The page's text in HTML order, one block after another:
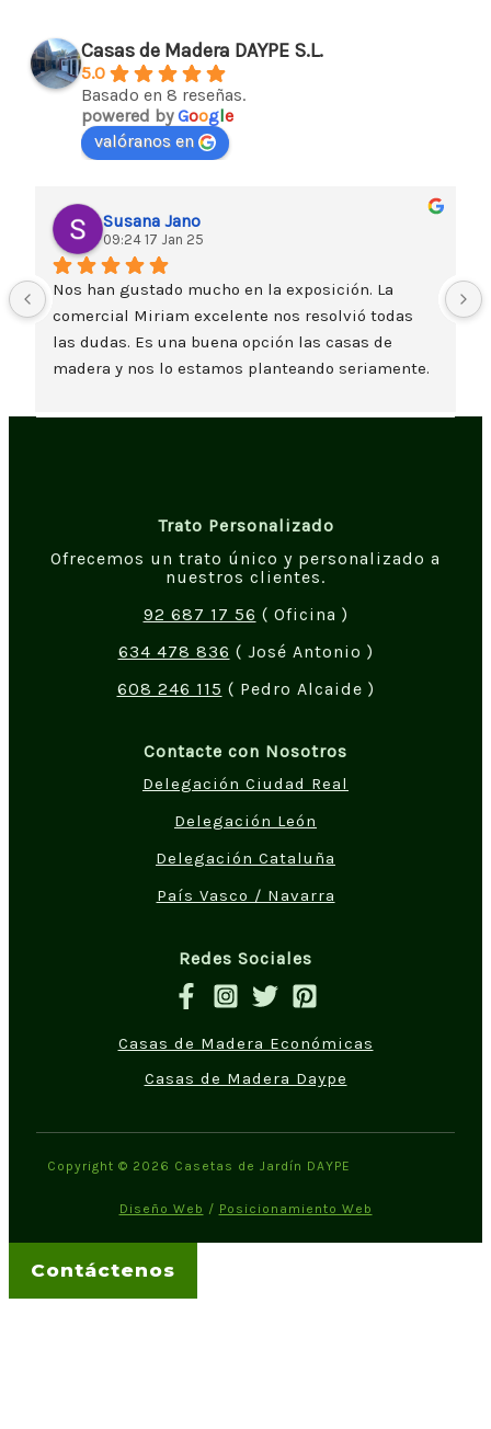
Casas de Madera DAYPE S.L.
5.0
Basado en 8 reseñas.
powered byGoogle
valóranos en
Susana Jano
09:24 17 Jan 25
Nos han gustado mucho en la exposición. La
comercial Miriam excelente nos resolvió todas
las dudas. Es una buena opción las casas de
madera y nos lo estamos planteando seriamente.
Trato Personalizado
Ofrecemos un trato único y personalizado a
nuestros clientes.
92 687 17 56 ( Oficina )
634 478 836 ( José Antonio )
608 246 115 ( Pedro Alcaide )
Contacte con Nosotros
Delegación Ciudad Real
Delegación León
Delegación Cataluña
País Vasco / Navarra
Redes Sociales
Casas de Madera Económicas
Casas de Madera Daype
Copyright © 2026 Casetas de Jardín DAYPE
Diseño Web / Posicionamiento Web
Contáctenos